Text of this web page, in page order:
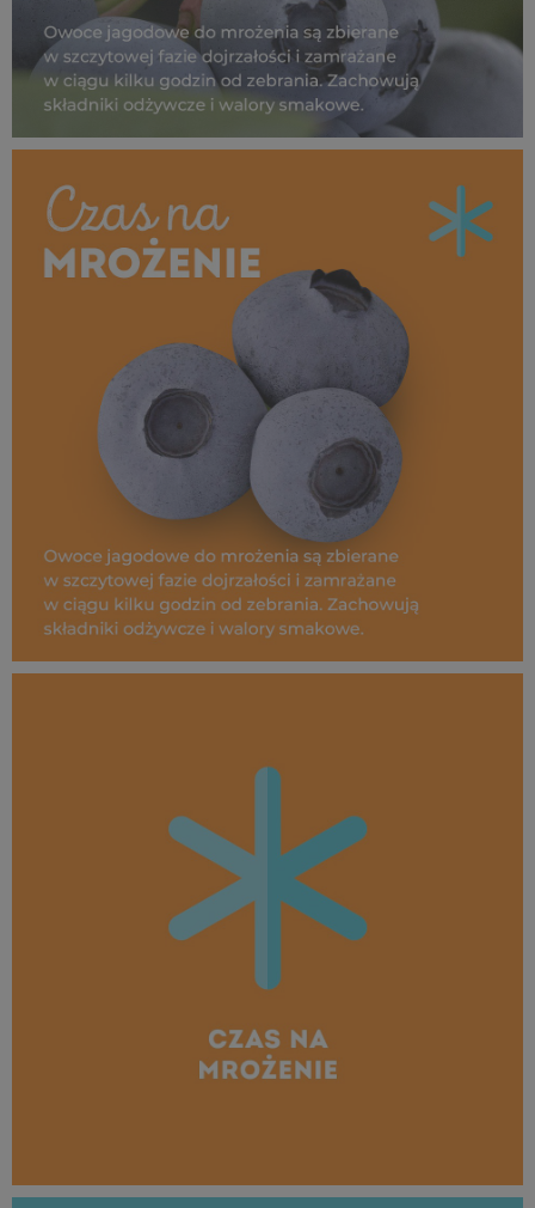
MROŻENIE_borówka_1080x1080_03.jpg
880 KB
MROŻENIE_borówka_1080x1080_04.jpg
MROŻENIE_borówka_1080x1080_05.jpg